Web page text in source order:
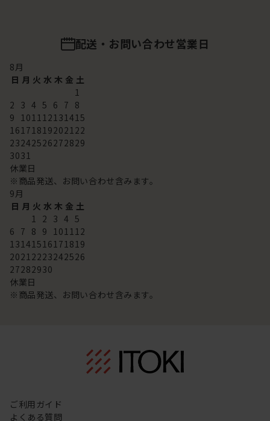
配送・お問い合わせ営業日
8月
日 月 火 水 木 金 土
1
2 3 4 5 6 7 8
9 101112131415
16171819202122
23242526272829
3031
休業日
※商品発送、お問い合わせ含みます。
9月
日 月 火 水 木 金 土
1 2 3 4 5
6 7 8 9 101112
13141516171819
20212223242526
27282930
休業日
※商品発送、お問い合わせ含みます。
ご利用ガイド
よくある質問